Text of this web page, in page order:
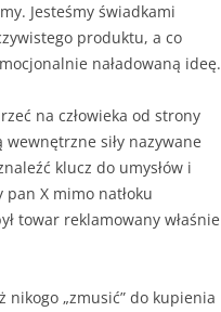
Jesteśmy świadkami
produktu, a co
naładowaną ideę.
na człowieka od strony
siły nazywane
klucz do umysłów i
X mimo natłoku
towar reklamowany właśnie
nikogo „zmusić” do kupienia